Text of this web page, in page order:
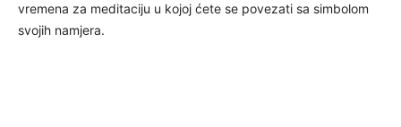
vremena za meditaciju u kojoj ćete se povezati sa simbolom
svojih namjera.